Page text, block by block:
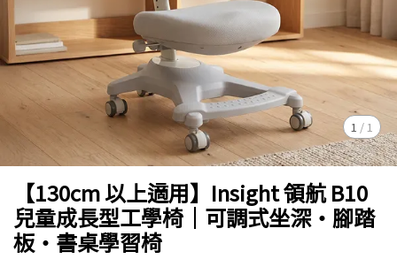
1 / 1
【130cm 以上適用】Insight 領航 B10
兒童成長型工學椅｜可調式坐深・腳踏
板・書桌學習椅